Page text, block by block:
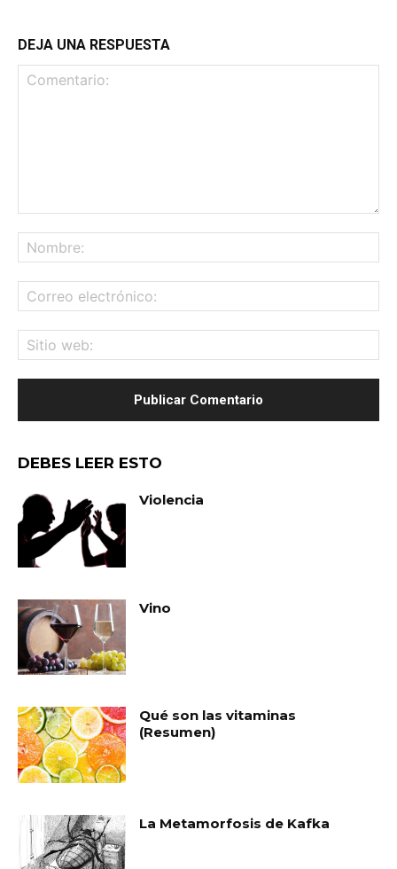
DEJA UNA RESPUESTA
DEBES LEER ESTO
Violencia
Vino
Qué son las vitaminas
(Resumen)
La Metamorfosis de Kafka